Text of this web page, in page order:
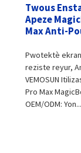
Twous
Apeze
Max Anti-
Pwotektè
reziste reyur,
VEMOSUN
Pro Max
OEM/ODM: Yon...